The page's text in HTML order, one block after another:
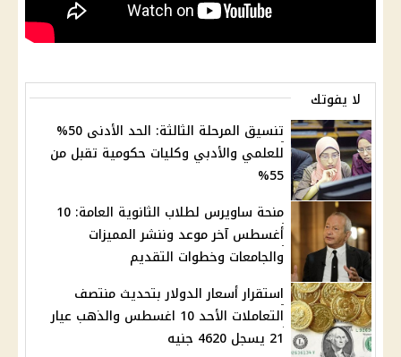
لا يفوتك
تنسيق المرحلة الثالثة: الحد الأدنى 50%
للعلمي والأدبي وكليات حكومية تقبل من
55%
منحة ساويرس لطلاب الثانوية العامة: 10
أغسطس آخر موعد وننشر المميزات
والجامعات وخطوات التقديم
استقرار أسعار الدولار بتحديث منتصف
التعاملات الأحد 10 اغسطس والذهب عيار
21 يسجل 4620 جنيه